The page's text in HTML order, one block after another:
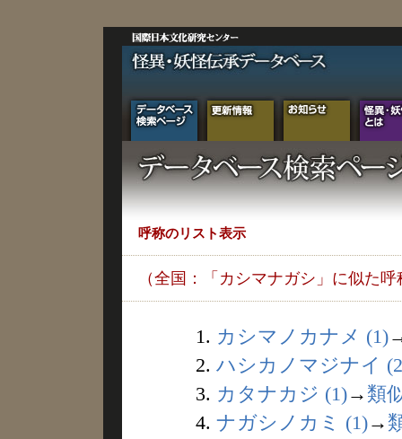
呼称のリスト表示
（全国：「カシマナガシ」に似た呼
1. カシマノカナメ (1)
2. ハシカノマジナイ
3. カタナカジ (1)→ 類
4. ナガシノカミ (1)→